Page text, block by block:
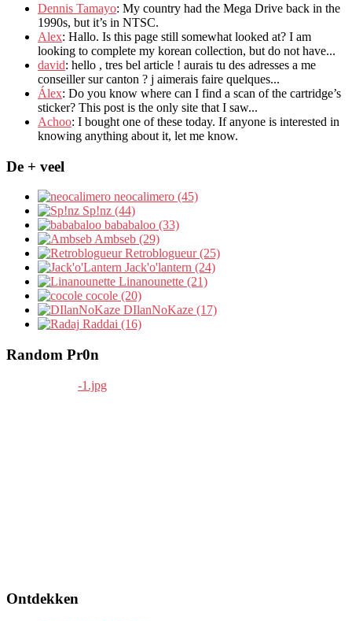
Dennis Tamayo: My country had the Mega Drive back in the
1990s, but it’s in NTSC.
Alex: Hallo. Is this page still somewhat looked at? I am
looking to complete my korean collection, but do not have...
david: hello , tres bel article ! aurais tu des adresses a me
conseiller sur canton ? j aimerais faire quelques...
Álex: Do you know where can I find a scan of the cartridge’s
sticker? This post is the only site that I saw...
Achoo: I bought one of these today. If anyone is interested in
knowing anything about it, let me know.
De + veel
neocalimero (45)
Sp!nz (44)
bababaloo (33)
Ambseb (29)
Retroblogueur (25)
Jack'o'lantern (24)
Linanounette (21)
cocole (20)
DIlanNoKaze (17)
Raddai (16)
Random Pr0n
Ontdekken